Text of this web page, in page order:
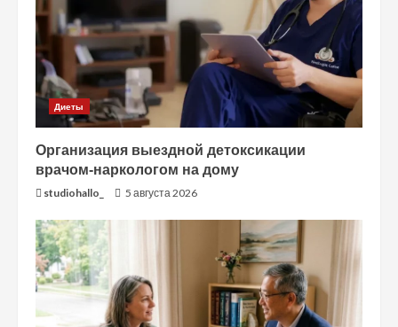
Диеты
Организация выездной детоксикации
врачом-наркологом на дому
studiohallo_ 5 августа 2026